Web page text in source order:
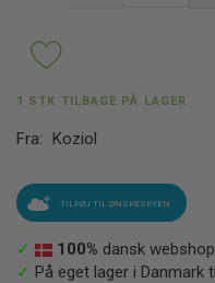
1 STK TILBAGE PÅ LAGER
Fra: Koziol
TILFØJ TIL ØNSKESKYEN
✓ 100% dansk
✓ På eget lager i Danmark